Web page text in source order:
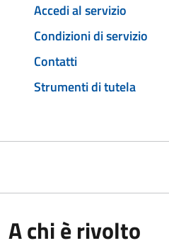
Accedi al servizio
Condizioni di servizio
Contatti
Strumenti di tutela
A chi è rivolto